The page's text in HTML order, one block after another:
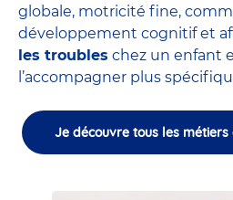
globale, motricité fine,
développement cognitif et
les troubles chez un enfant
l’accompagner plus
Je découvre tous les